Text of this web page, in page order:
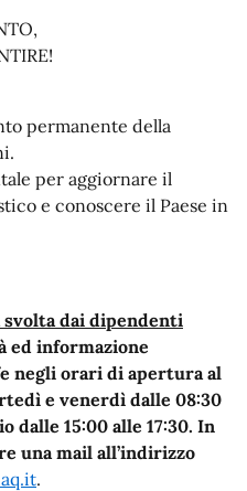
permanente della
per aggiornare il
e conoscere il Paese in
svolta dai dipendenti
ed informazione
negli orari di apertura al
e venerdì dalle 08:30
dalle 15:00 alle 17:30. In
una mail all’indirizzo
.